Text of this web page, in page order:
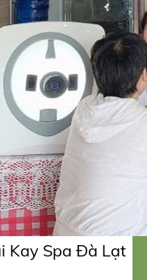
Kay Spa Đà Lạt